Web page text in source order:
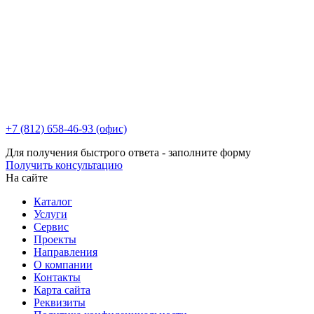
+7 (812) 658-46-93 (офис)
Для получения быстрого ответа - заполните форму
Получить консультацию
На сайте
Каталог
Услуги
Сервис
Проекты
Направления
О компании
Контакты
Карта сайта
Реквизиты